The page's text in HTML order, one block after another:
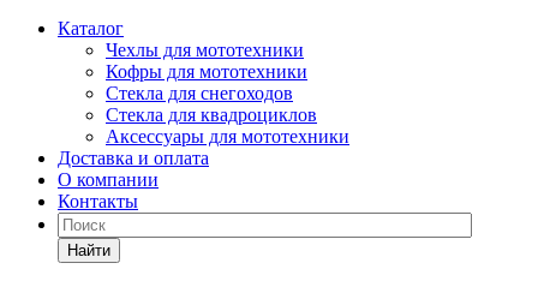
Каталог
Чехлы для мототехники
Кофры для мототехники
Стекла для снегоходов
Стекла для квадроциклов
Аксессуары для мототехники
Доставка и оплата
О компании
Контакты
Найти